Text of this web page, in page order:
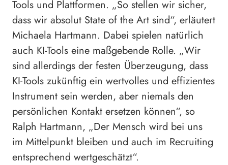
Tools und Plattformen. „So stellen wir sicher,
dass wir absolut State of the Art sind“, erläutert
Michaela Hartmann. Dabei spielen natürlich
auch KI-Tools eine maßgebende Rolle. „Wir
sind allerdings der festen Überzeugung, dass
KI-Tools zukünftig ein wertvolles und effizientes
Instrument sein werden, aber niemals den
persönlichen Kontakt ersetzen können“, so
Ralph Hartmann, „Der Mensch wird bei uns
im Mittelpunkt bleiben und auch im Recruiting
entsprechend wertgeschätzt“.